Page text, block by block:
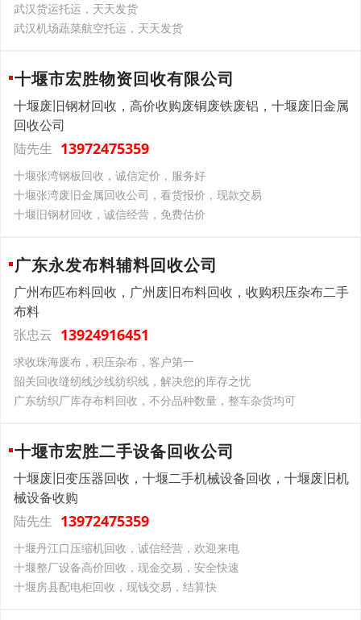
武汉货运托运，天天发货
武汉机场蔬菜航空托运，天天发货
十堰市宏胜物资回收有限公司
十堰废旧钢材回收，高价收购废铜废铁废铝，十堰废旧金属
回收公司
陆先生 13972475359
十堰张湾钢板回收，诚信定价，服务好
十堰张湾废旧金属回收公司，看货报价，现款交易
十堰旧钢材回收，诚信经营，免费估价
广东永发布料辅料回收公司
广州布匹布料回收，广州废旧布料回收，收购积压杂布二手
布料
张忠云 13924916451
求收珠海废布，积压杂布，客户第一
韶关回收缝纫线沙线纺织线，解决您的库存之忧
广东纺织厂库存布料回收，不分品种数量，整车杂货均可
十堰市宏胜二手设备回收公司
十堰废旧变压器回收，十堰二手机械设备回收，十堰废旧机
械设备收购
陆先生 13972475359
十堰丹江口压缩机回收，诚信经营，欢迎来电
十堰整厂设备高价回收，现金交易，安全快速
十堰房县配电柜回收，现钱交易，结算快